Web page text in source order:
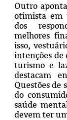
Outro
otimista em
dos
melhores
isso,
intenções de
turismo e
destacam
Questões de
do
saúde
devem ter